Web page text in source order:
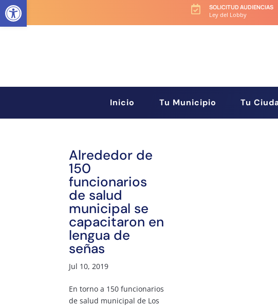

SOLICITUD AUDIENCIAS
Ley del Lobby
Inicio Tu Municipio Tu
Alrededor de
150
funcionarios
de salud
municipal se
capacitaron en
lengua de
señas
Jul 10, 2019
En torno a 150 funcionarios
de salud municipal de Los